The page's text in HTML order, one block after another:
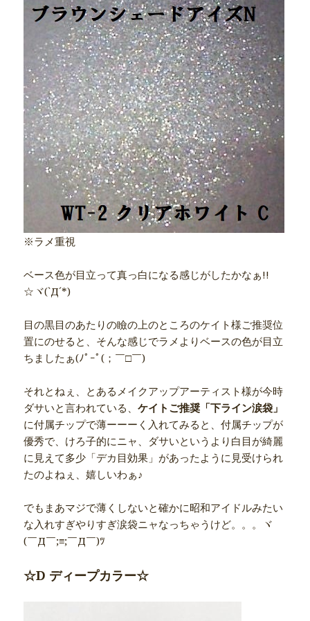
※ラメ重視
ベース色が目立って真っ白になる感じがしたかなぁ!!
☆ヾ(`Д´*)
目の黒目のあたりの瞼の上のところのケイト様ご推奨位
置にのせると、そんな感じでラメよりベースの色が目立
ちましたぁ(ﾉﾟｰﾟ(；￣□￣)
それとねぇ、とあるメイクアップアーティスト様が今時
ダサいと言われている、ケイトご推奨「下ライン涙袋」
に付属チップで薄ーーーく入れてみると、付属チップが
優秀で、けろ子的にニャ、ダサいというより白目が綺麗
に見えて多少「デカ目効果」があったように見受けられ
たのよねぇ、嬉しいわぁ♪
でもまあマジで薄くしないと確かに昭和アイドルみたい
な入れすぎやりすぎ涙袋ニャなっちゃうけど。。。ヾ
(￣Д￣;≡;￣Д￣)ﾂ
☆D ディープカラー☆